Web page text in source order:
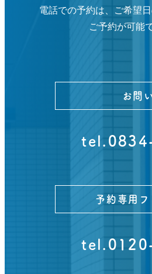
電話での予約は、ご希望
ご予約が可能
お問
予約専用フ